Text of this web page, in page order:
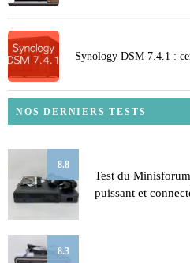
Synology DSM 7.4.1 :
NOS DERNIERS TESTS
8.8
Test du
puissant et
8.3